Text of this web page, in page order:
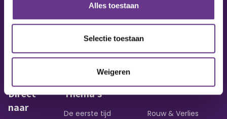
Alles toestaan
Selectie toestaan
Weigeren
Vraag of opmerking?
Heb je een vraag of wil je iets delen?
Contact opnemen
Direct
naar
Thema's
De eerste tijd
Rouw & Verlies